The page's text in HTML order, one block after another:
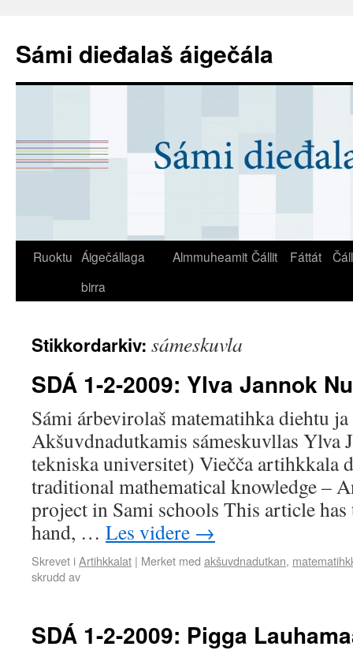
Sámi dieđalaš áigečála
Ruoktu Áigečállaga
birra
Almmuheamit Čállit Fáttát
Stikkordarkiv: sámeskuvla
SDÁ 1-2-2009: Ylva Jannok
Sámi árbevirolaš matematihka diehtu
Akšuvdnadutkamis sámeskuvllas Ylva
tekniska universitet) Viečča artihkkala
traditional mathematical knowledge –
project in Sami schools This article
hand, … Les videre →
Skrevet iArtihkkalat | Merket med akšuvdnadutkan,
skrudd av
SDÁ 1-2-2009: Pigga